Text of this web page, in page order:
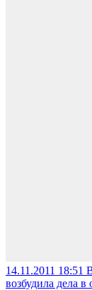
14.11.2011 18:51
возбудила дела